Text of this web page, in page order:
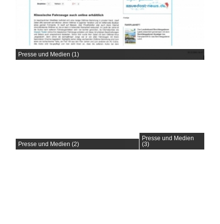
Presse und Medien (1)
Presse und Medien (2)
Presse und Medien
(3)